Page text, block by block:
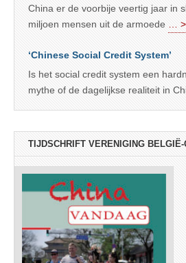
China er de voorbije veertig jaar in
miljoen mensen uit de armoede …
‘Chinese Social Credit System’
Is het social credit system een
mythe of de dagelijkse realiteit in
TIJDSCHRIFT VERENIGING BELGIË-